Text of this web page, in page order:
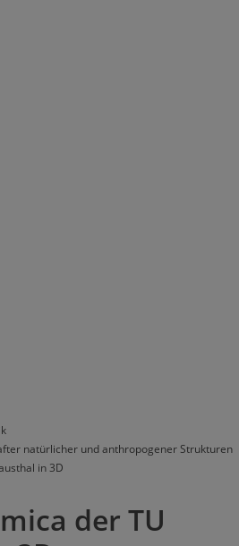
natürlicher und anthropogener Strukturen
in 3D
der TU